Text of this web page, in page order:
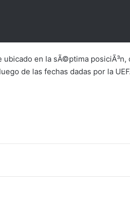
en la sÃ©ptima
de las fechas dadas por la